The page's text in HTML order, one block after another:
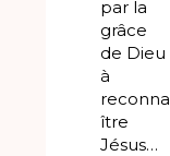
par la
grâce
de Dieu
à
reconna
ître
Jésus…